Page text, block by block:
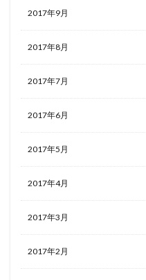
2017年9月
2017年8月
2017年7月
2017年6月
2017年5月
2017年4月
2017年3月
2017年2月